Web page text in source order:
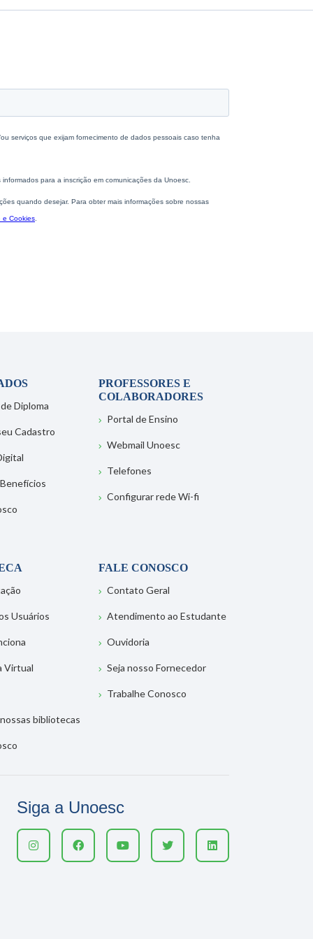
Diploma
Cadastro
PROFESSORES E
COLABORADORES
Portal de Ensino
Webmail Unoesc
Telefones
Configurar rede Wi-fi
Usuários
Virtual
bibliotecas
FALE CONOSCO
Contato Geral
Atendimento ao Estudante
Ouvidoria
Seja nosso Fornecedor
Trabalhe Conosco
Siga a Unoesc